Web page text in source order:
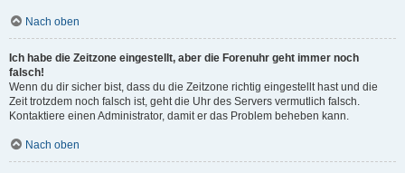
Nach oben
Ich habe die Zeitzone eingestellt, aber die Forenuhr geht immer noch
falsch!
Wenn du dir sicher bist, dass du die Zeitzone richtig eingestellt hast und die
Zeit trotzdem noch falsch ist, geht die Uhr des Servers vermutlich falsch.
Kontaktiere einen Administrator, damit er das Problem beheben kann.
Nach oben